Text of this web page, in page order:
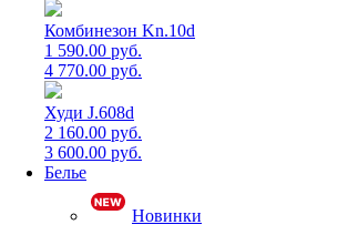
Комбинезон Kn.10d
1 590.00 руб.
4 770.00 руб.
Худи J.608d
2 160.00 руб.
3 600.00 руб.
Белье
Новинки